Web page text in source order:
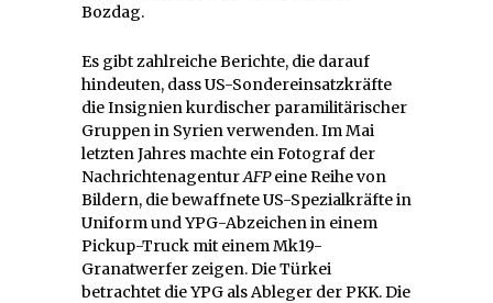
Bozdag.
Es gibt zahlreiche Berichte, die darauf
hindeuten, dass US-Sondereinsatzkräfte
die Insignien kurdischer paramilitärischer
Gruppen in Syrien verwenden. Im Mai
letzten Jahres machte ein Fotograf der
NachrichtenagenturAFPeine Reihe von
Bildern, die bewaffnete US-Spezialkräfte in
Uniform und YPG-Abzeichen in einem
Pickup-Truck mit einem Mk19-
Granatwerfer zeigen. Die Türkei
betrachtet die YPG als Ableger der PKK. Die